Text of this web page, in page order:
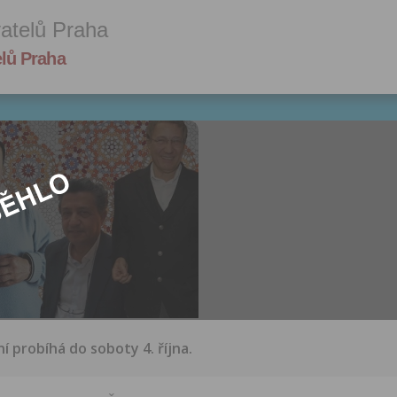
Praha
Praha
probíhá do soboty 4. října.